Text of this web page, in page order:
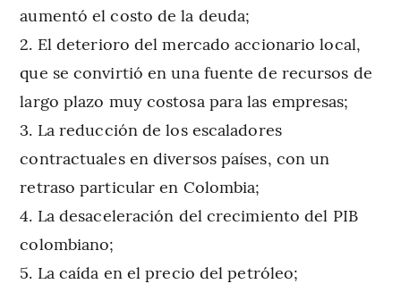
aumentó el costo de la deuda;
El deterioro del mercado accionario local,
que se convirtió en una fuente de recursos de
largo plazo muy costosa para las empresas;
La reducción de los escaladores
contractuales en diversos países, con un
retraso particular en Colombia;
La desaceleración del crecimiento del PIB
colombiano;
La caída en el precio del petróleo;